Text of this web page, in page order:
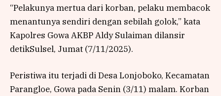
“Pelakunya mertua dari korban, pelaku membacok
menantunya sendiri dengan sebilah golok,” kata
Kapolres Gowa AKBP Aldy Sulaiman dilansir
detikSulsel, Jumat (7/11/2025).
Peristiwa itu terjadi di Desa Lonjoboko, Kecamatan
Parangloe, Gowa pada Senin (3/11) malam. Korban